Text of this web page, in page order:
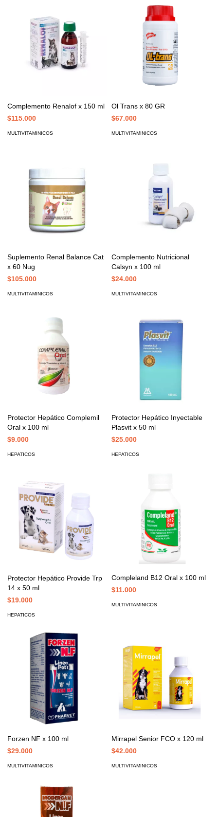
Complemento Renalof x 150 ml
$115.000
MULTIVITAMINICOS
Ol Trans x 80 GR
$67.000
MULTIVITAMINICOS
Suplemento Renal Balance Cat
x 60 Nug
$105.000
MULTIVITAMINICOS
Complemento Nutricional
Calsyn x 100 ml
$24.000
MULTIVITAMINICOS
Protector Hepático Complemil
Oral x 100 ml
$9.000
HEPATICOS
Protector Hepático Inyectable
Plasvit x 50 ml
$25.000
HEPATICOS
Protector Hepático Provide Trp
14 x 50 ml
$19.000
HEPATICOS
Compleland B12 Oral x 100 ml
$11.000
MULTIVITAMINICOS
Forzen NF x 100 ml
$29.000
MULTIVITAMINICOS
Mirrapel Senior FCO x 120 ml
$42.000
MULTIVITAMINICOS